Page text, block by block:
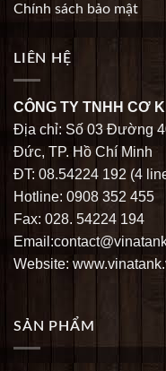
Chính sách bảo mật
LIÊN HỆ
CÔNG TY TNHH CƠ
Địa chỉ: Số 03 Đường
Đức, TP. Hồ Chí Minh
ĐT: 08.54224 192 (4
Hotline: 0908 352 455
Fax: 028. 54224 194
Website:
SẢN PHẨM